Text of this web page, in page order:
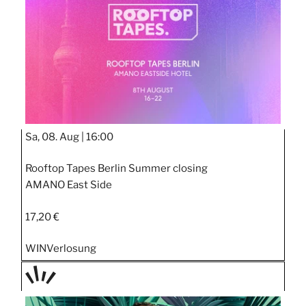
Sa, 08. Aug | 16:00
Rooftop Tapes Berlin Summer closing
AMANO East Side
17,20 €
WINVerlosung
TAGE